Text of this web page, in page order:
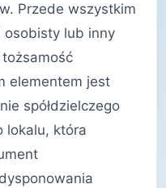
Przede wszystkim
osobisty lub inny
elementem jest
spółdzielczego
lokalu, która